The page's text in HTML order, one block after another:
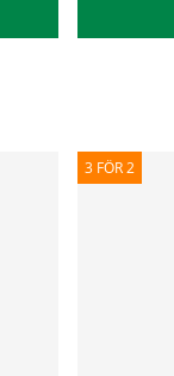
3 FÖR 2